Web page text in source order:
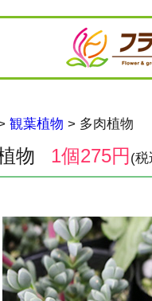
観葉植物 > 多肉植物
物 1個275円 (税